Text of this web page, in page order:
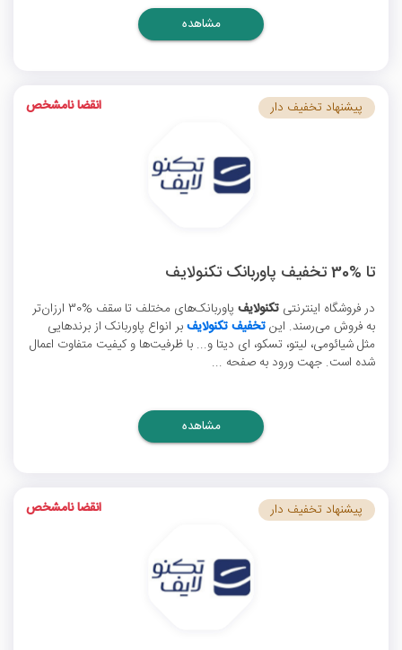
مشاهده
تا %30 تخفیف پاوربانک تکنولایف
در فروشگاه اینترنتی تکنولایف
پاوربانک‌های مختلف تا سقف %30 ارزان‌تر
به فروش می‌رسند. اینتخفیف تکنولایفبر انواع پاوربانک از برندهایی
مثل شیائومی، لیتو، تسکو، ای دیتا و... با ظرفیت‌‎ها و کیفیت متفاوت اعمال
شده است. جهت ورود به صفحه ...
پیشنهاد تخفیف دار انقضا نامشخص
مشاهده
پیشنهاد تخفیف دار انقضا نامشخص